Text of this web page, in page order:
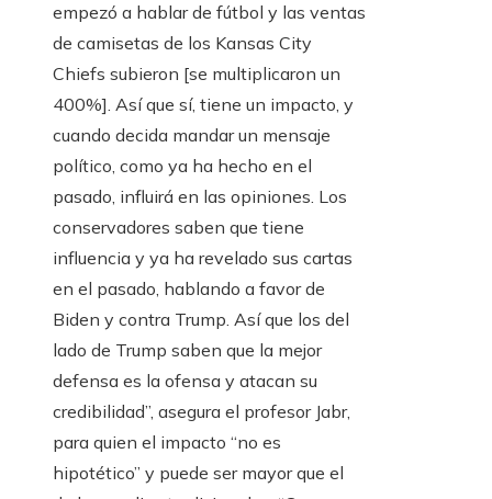
empezó a hablar de fútbol y las ventas
de camisetas de los Kansas City
Chiefs subieron [se multiplicaron un
400%]. Así que sí, tiene un impacto, y
cuando decida mandar un mensaje
político, como ya ha hecho en el
pasado, influirá en las opiniones. Los
conservadores saben que tiene
influencia y ya ha revelado sus cartas
en el pasado, hablando a favor de
Biden y contra Trump. Así que los del
lado de Trump saben que la mejor
defensa es la ofensa y atacan su
credibilidad”, asegura el profesor Jabr,
para quien el impacto “no es
hipotético” y puede ser mayor que el